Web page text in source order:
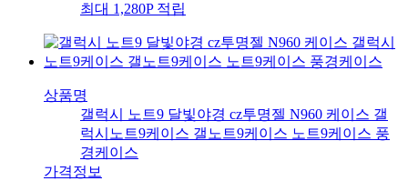
최대 1,280P 적립
상품명
갤럭시 노트9 달빛야경 cz투명젤 N960 케이스 갤
럭시노트9케이스 갤노트9케이스 노트9케이스 풍
경케이스
가격정보